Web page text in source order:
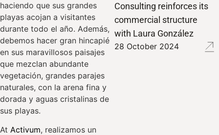
haciendo que sus grandes
playas acojan a visitantes
durante todo el año. Además,
debemos hacer gran hincapié
en sus maravillosos paisajes
que mezclan abundante
vegetación, grandes parajes
naturales, con la arena fina y
dorada y aguas cristalinas de
sus playas.
At Activum, realizamos un
Consulting reinforces its
commercial structure
with Laura González
28 October 2024